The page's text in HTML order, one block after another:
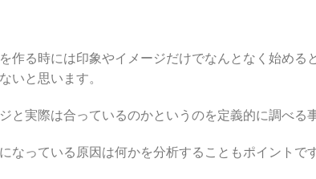
作る時には印象やイメージだけでなんとなく始めると
いと思います。
と実際は合っているのかというのを定義的に調べる
なっている原因は何かを分析することもポイントです